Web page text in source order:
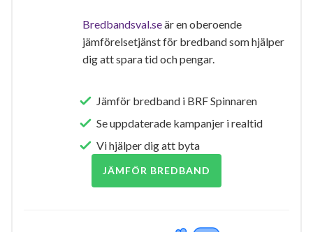
Bredbandsval.seär en oberoende
jämförelsetjänst för bredband som hjälper
dig att spara tid och pengar.
Jämför bredband i BRF Spinnaren
Se uppdaterade kampanjer i realtid
Vi hjälper dig att byta
JÄMFÖR BREDBAND